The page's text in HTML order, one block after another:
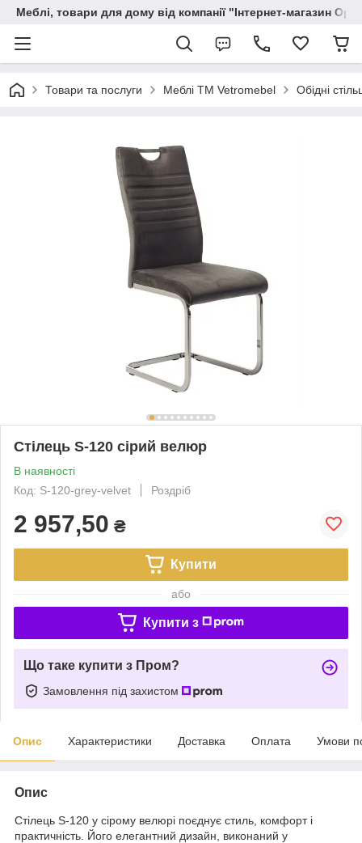
Меблі, товари для дому від компанії "Інтернет-магазин
Товари та послуги Меблі TM Vetromebel Обідні
Стілець S-120 сірий велюр
В наявності
Код: S-120-grey-velvet
Роздріб
2 957,50 ₴
Купити
або
Купити з
Що таке купити з Пром?
Замовлення під захистом
Опис Характеристики Доставка Оплата Умови
Опис
Стілець S-120 у сірому велюрі поєднує стиль, комфорт і
практичність. Його елегантний дизайн, виконаний у